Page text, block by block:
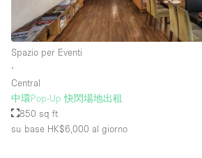
Spazio per Eventi
∙
Central
中環Pop-Up 快閃場地出租
850 sq ft
su base HK$6,000 al giorno